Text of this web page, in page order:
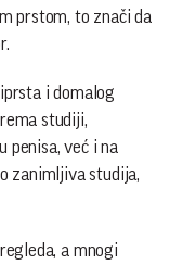
prstom, to znači da
i domalog
studiji,
penisa, već i na
zanimljiva studija,
a mnogi